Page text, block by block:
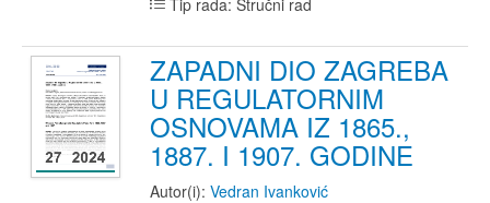
Tip rada: Stručni rad
ZAPADNI DIO ZAGREBA
U REGULATORNIM
OSNOVAMA IZ 1865.,
1887. I 1907. GODINE
Autor(i): Vedran Ivanković